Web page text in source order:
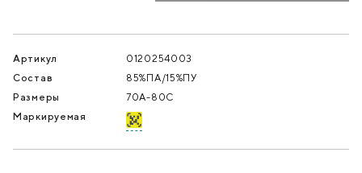
Артикул
0120254003
Состав
85%ПА/15%ПУ
Размеры
70A-80C
Маркируемая